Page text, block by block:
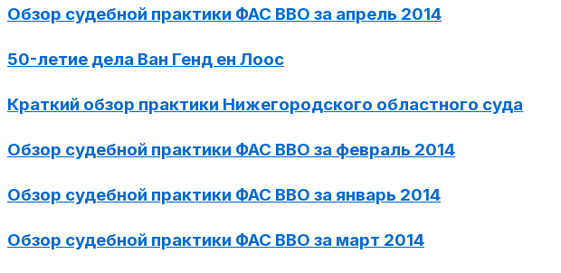
Обзор судебной практики ФАС ВВО за апрель 2014
50-летие дела Ван Генд ен Лоос
Краткий обзор практики Нижегородского областного суда
Обзор судебной практики ФАС ВВО за февраль 2014
Обзор судебной практики ФАС ВВО за январь 2014
Обзор судебной практики ФАС ВВО за март 2014